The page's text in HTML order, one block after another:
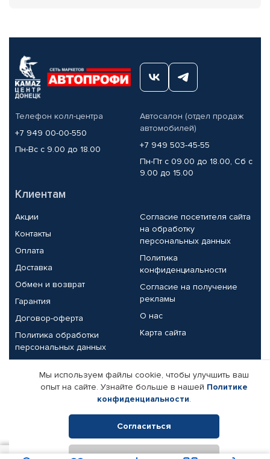
Телефон колл-центра
+7 949 00-00-550
Пн-Вс с 9.00 до 18.00
Автосалон (отдел продаж
автомобилей)
+7 949 503-45-55
Пн-Пт с 09.00 до 18.00, Сб с
9.00 до 15.00
Клиентам
Акции
Контакты
Оплата
Доставка
Обмен и возврат
Гарантия
Договор-оферта
Политика обработки
персональных данных
Согласие посетителя сайта
на обработку
персональных данных
Политика
конфиденциальности
Согласие на получение
рекламы
О нас
Карта сайта
Партнерам
Корпоративным клиентам
Поставщикам
Реквизиты компании
Мы используем файлы cookie, чтобы улучшить ваш
опыт на сайте. Узнайте больше в нашей Политике
конфиденциальности.
Согласиться
Отклонить